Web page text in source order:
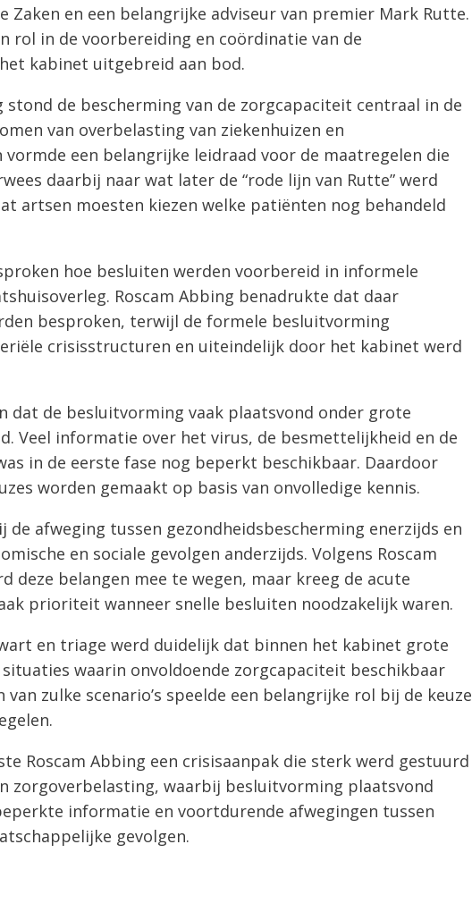
Zaken en een belangrijke adviseur van premier Mark Rutte.
rol in de voorbereiding en coördinatie van de
kabinet uitgebreid aan bod.
stond de bescherming van de zorgcapaciteit centraal in de
van overbelasting van ziekenhuizen en
vormde een belangrijke leidraad voor de maatregelen die
daarbij naar wat later de “rode lijn van Rutte” werd
artsen moesten kiezen welke patiënten nog behandeld
hoe besluiten werden voorbereid in informele
Roscam Abbing benadrukte dat daar
besproken, terwijl de formele besluitvorming
crisisstructuren en uiteindelijk door het kabinet werd
dat de besluitvorming vaak plaatsvond onder grote
Veel informatie over het virus, de besmettelijkheid en de
in de eerste fase nog beperkt beschikbaar. Daardoor
worden gemaakt op basis van onvolledige kennis.
de afweging tussen gezondheidsbescherming enerzijds en
en sociale gevolgen anderzijds. Volgens Roscam
deze belangen mee te wegen, maar kreeg de acute
prioriteit wanneer snelle besluiten noodzakelijk waren.
en triage werd duidelijk dat binnen het kabinet grote
waarin onvoldoende zorgcapaciteit beschikbaar
zulke scenario’s speelde een belangrijke rol bij de keuze
Roscam Abbing een crisisaanpak die sterk werd gestuurd
zorgoverbelasting, waarbij besluitvorming plaatsvond
informatie en voortdurende afwegingen tussen
gevolgen.